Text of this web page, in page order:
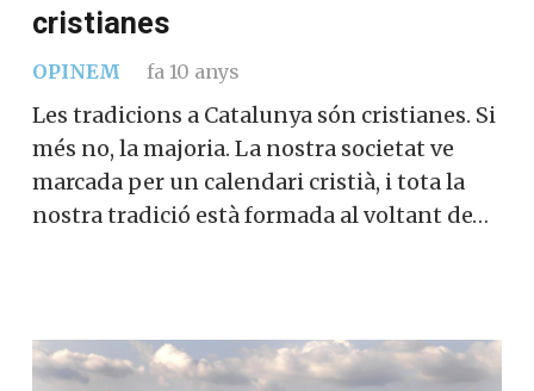
cristianes
OPINEM fa 10 anys
Les tradicions a Catalunya són cristianes. Si
més no, la majoria. La nostra societat ve
marcada per un calendari cristià, i tota la
nostra tradició està formada al voltant de…